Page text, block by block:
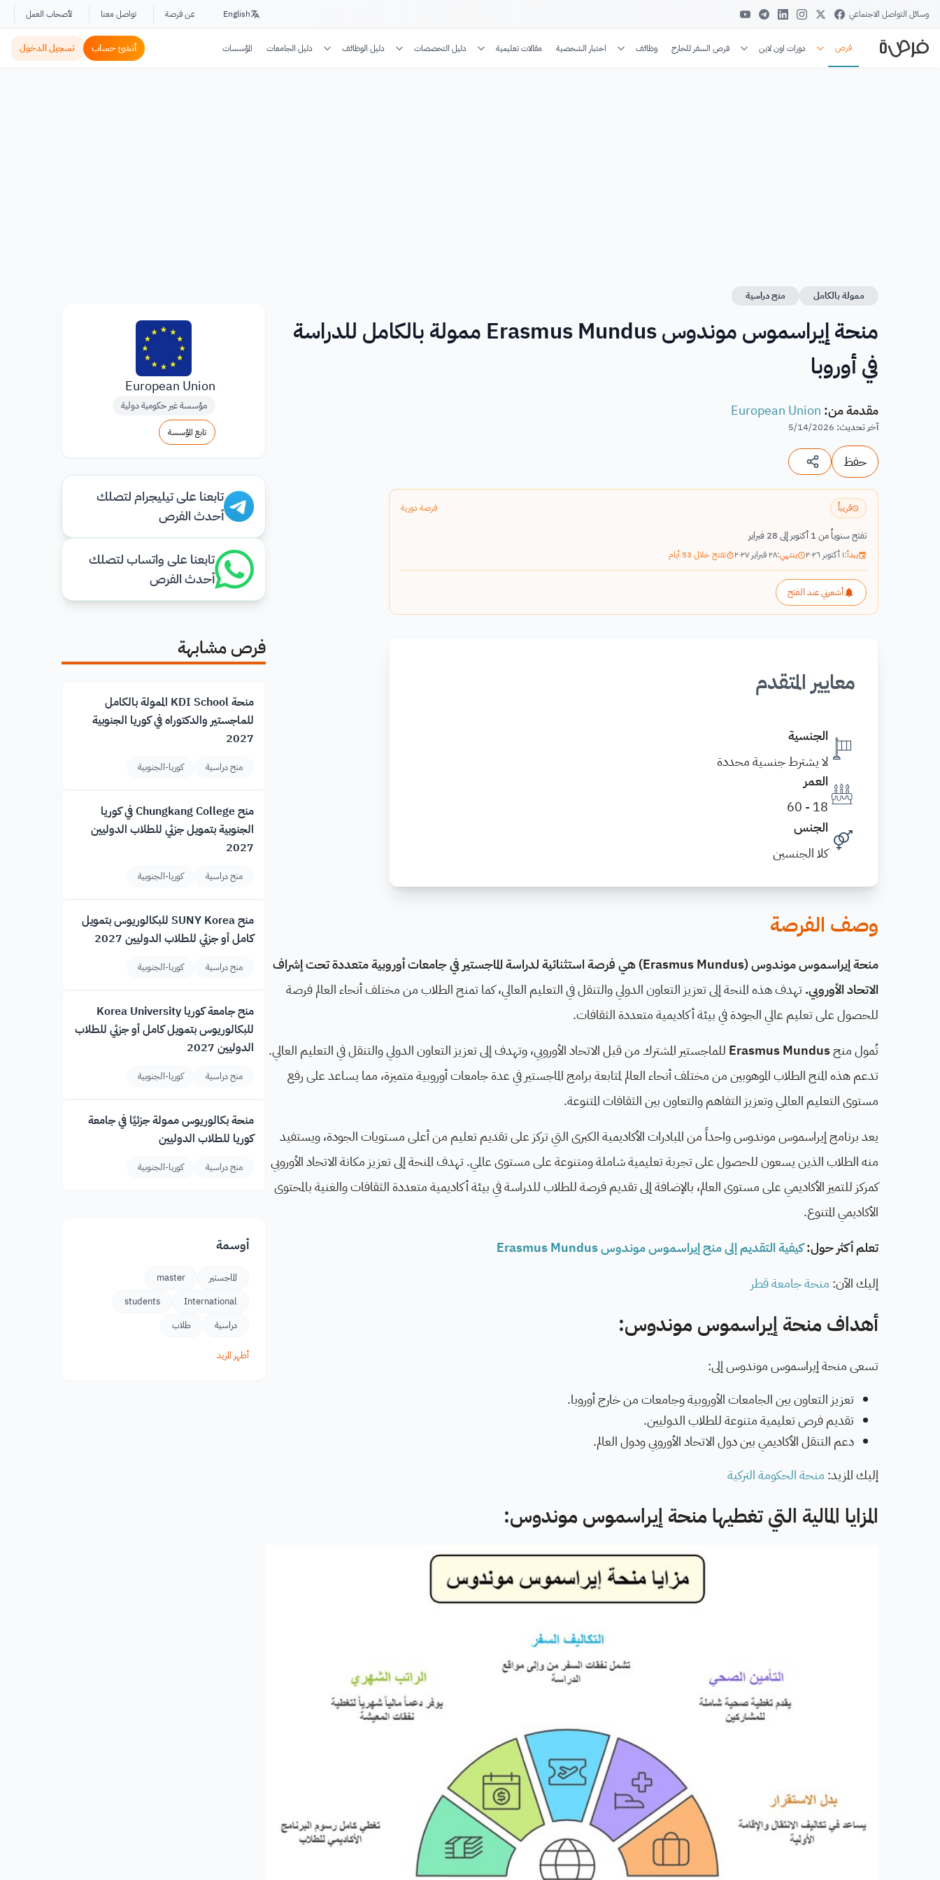
وسائل التواصل الاجتماعي English عن فرصة تواصل معنا لأصحاب العمل
فرص دورات اون لاين فرص السفر للخارج وظائف اختبار الشخصية مقالات تعليمية دليل التخصصات دليل الوظائف دليل الجامعات المؤسسات أنشئ حساب تسجيل الدخول
ممولة بالكامل منح دراسية
منحة إيراسموس موندوس Erasmus Mundus ممولة بالكامل للدراسة
في أوروبا
مقدمة من:
European Union
آخر تحديث:
5/14/2026
حفظ
قريباً فرصة دورية
تفتح سنوياً من 1 أكتوبر إلى 28 فبراير
يبدأ:١ أكتوبر ٢٠٢٦ ينتهي:٢٨ فبراير ٢٠٢٧ تفتح خلال 53 أيام
أشعرني عند الفتح
معايير المتقدم
الجنسية
لا يشترط جنسية محددة
العمر
18 - 60
الجنس
كلا الجنسين
وصف الفرصة
منحة إيراسموس موندوس (Erasmus Mundus) هي فرصة استثنائية لدراسة الماجستير في جامعات أوروبية متعددة تحت إشراف
الاتحاد الأوروبي.تهدف هذه المنحة إلى تعزيز التعاون الدولي والتنقل في التعليم العالي، كما تمنح الطلاب من مختلف أنحاء العالم فرصة
للحصول على تعليم عالي الجودة في بيئة أكاديمية متعددة الثقافات.
تُمول منحErasmus Mundus للماجستير المشترك من قبل الاتحاد الأوروبي، وتهدف إلى تعزيز التعاون الدولي والتنقل في التعليم العالي.
تدعم هذه المنح الطلاب الموهوبين من مختلف أنحاء العالم لمتابعة برامج الماجستير في عدة جامعات أوروبية متميزة، مما يساعد على رفع
مستوى التعليم العالمي وتعزيز التفاهم والتعاون بين الثقافات المتنوعة.
يعد برنامج إيراسموس موندوس واحداً من المبادرات الأكاديمية الكبرى التي تركز على تقديم تعليم من أعلى مستويات الجودة، ويستفيد
منه الطلاب الذين يسعون للحصول على تجربة تعليمية شاملة ومتنوعة على مستوى عالمي. تهدف المنحة إلى تعزيز مكانة الاتحاد الأوروبي
كمركز للتميز الأكاديمي على مستوى العالم، بالإضافة إلى تقديم فرصة للطلاب للدراسة في بيئة أكاديمية متعددة الثقافات والغنية بالمحتوى
الأكاديمي المتنوع.
تعلم أكثر حول:كيفية التقديم إلى منح إيراسموس موندوس Erasmus Mundus
إليك الآن: منحة جامعة قطر
أهداف منحة إيراسموس موندوس:
تسعى منحة إيراسموس موندوس إلى:
تعزيز التعاون بين الجامعات الأوروبية وجامعات من خارج أوروبا.
تقديم فرص تعليمية متنوعة للطلاب الدوليين.
دعم التنقل الأكاديمي بين دول الاتحاد الأوروبي ودول العالم.
إليك المزيد: منحة الحكومة التركية
المزايا المالية التي تغطيها منحة إيراسموس موندوس:
European Union
مؤسسة غير حكومية دولية
تابع المؤسسة
تابعنا على تيليجرام لتصلك
أحدث الفرص
تابعنا على واتساب لتصلك
أحدث الفرص
فرص مشابهة
منحة KDI School الممولة بالكامل
للماجستير والدكتوراه في كوريا الجنوبية
2027
منح دراسية كوريا-الجنوبية
منح Chungkang College في كوريا
الجنوبية بتمويل جزئي للطلاب الدوليين
2027
منح دراسية كوريا-الجنوبية
منح SUNY Korea للبكالوريوس بتمويل
كامل أو جزئي للطلاب الدوليين 2027
منح دراسية كوريا-الجنوبية
منح جامعة كوريا Korea University
للبكالوريوس بتمويل كامل أو جزئي للطلاب
الدوليين 2027
منح دراسية كوريا-الجنوبية
منحة بكالوريوس ممولة جزئيًا في جامعة
كوريا للطلاب الدوليين
منح دراسية كوريا-الجنوبية
أوسمة
الماجستير
master
International
students
دراسية
طلاب
أظهر المزيد